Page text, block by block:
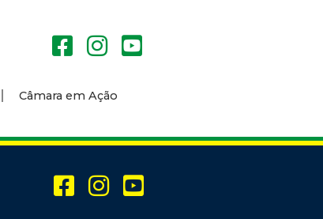
Câmara em Ação